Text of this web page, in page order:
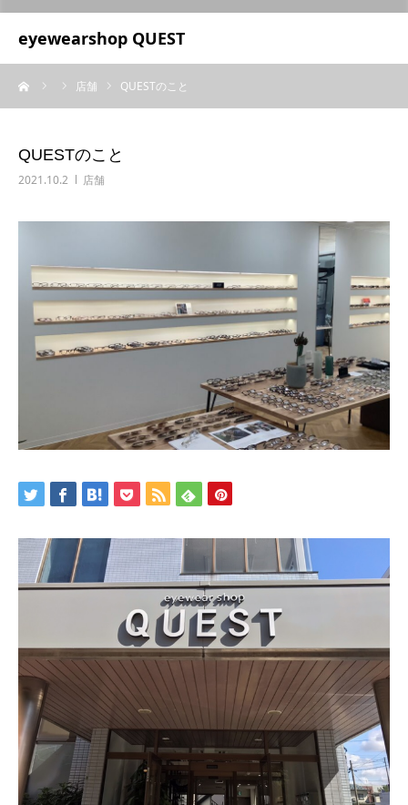
eyewearshop QUEST
店舗 QUESTのこと
QUESTのこと
2021.10.2 店舗